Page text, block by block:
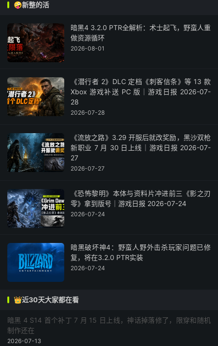
🤪新整的活
暗黑4 3.2.0 PTR全解析：术士起飞，野蛮人重
做资源循环
2026-08-01
《潜行者 2》DLC 定档《刺客信条》等 13 款
Xbox 游戏补送 PC 版｜游戏日报 2026-07-
28
2026-07-28
《流放之路》3.29 开服后就改奖励，黑沙双枪
新职业 7 月 30 日上线｜游戏日报 2026-07-
27
2026-07-27
《恐怖黎明》本体与资料片冲进前三《影之刃
零》拿到版号｜游戏日报 2026-07-24
2026-07-24
暗黑破坏神4：野蛮人野外击杀玩家问题已修
复，将在3.2.0 PTR实装
2026-07-24
👑近30天大家都在看
暗黑 4 S14 首个补丁 7 月 15 日上线，神话掉落修了，限穿和随机
制作还在
2026-07-13